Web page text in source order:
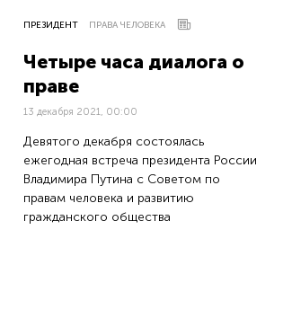
ПРЕЗИДЕНТ ПРАВА ЧЕЛОВЕКА
Четыре часа диалога о
праве
13 декабря 2021, 00:00
Девятого декабря состоялась
ежегодная встреча президента России
Владимира Путина с Советом по
правам человека и развитию
гражданского общества